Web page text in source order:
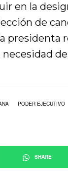
en la
de
presidenta
PODER EJECUTIVO
SHARE